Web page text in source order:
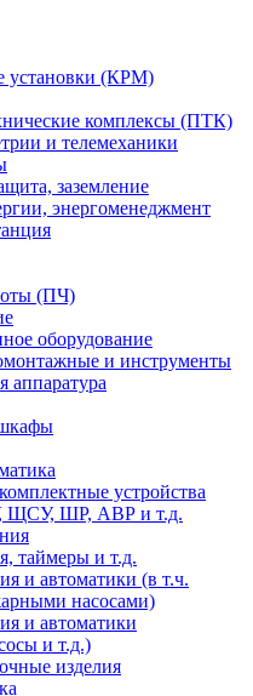
установки (КРМ)
комплексы (ПТК)
и телемеханики
заземление
энергоменеджмент
(ПЧ)
оборудование
и инструменты
аппаратура
устройства
ШР, АВР и т.д.
таймеры и т.д.
и автоматики (в т.ч.
насосами)
и автоматики
и т.д.)
изделия